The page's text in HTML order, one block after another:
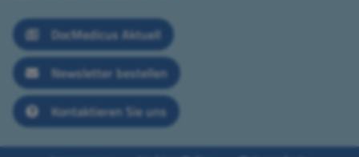
DocMedicus Aktuell
Newsletter bestellen
Kontaktieren Sie uns